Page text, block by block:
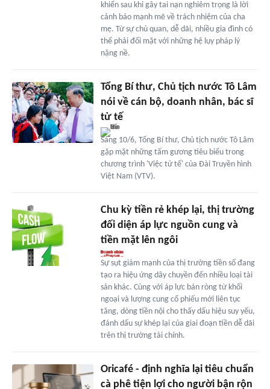
khiển sau khi gây tai nạn nghiêm trọng là lời
cảnh báo mạnh mẽ về trách nhiệm của cha
mẹ. Từ sự chủ quan, dễ dãi, nhiều gia đình có
thể phải đối mặt với những hệ lụy pháp lý
nặng nề.
Tổng Bí thư, Chủ tịch nước Tô Lâm
nói về cán bộ, doanh nhân, bác sĩ
tử tế
Sáng 10/6, Tổng Bí thư, Chủ tịch nước Tô Lâm
gặp mặt những tấm gương tiêu biểu trong
chương trình 'Việc tử tế' của Đài Truyền hình
Việt Nam (VTV).
Chu kỳ tiền rẻ khép lại, thị trường
đối diện áp lực nguồn cung và
tiền mặt lên ngôi
Sự sụt giảm mạnh của thị trường tiền số đang
tạo ra hiệu ứng dây chuyền đến nhiều loại tài
sản khác. Cùng với áp lực bán ròng từ khối
ngoại và lượng cung cổ phiếu mới liên tục
tăng, dòng tiền nội cho thấy dấu hiệu suy yếu,
đánh dấu sự khép lại của giai đoạn tiền dễ dãi
trên thị trường tài chính.
Oricafé - định nghĩa lại tiêu chuẩn
cà phê tiện lợi cho người bận rộn